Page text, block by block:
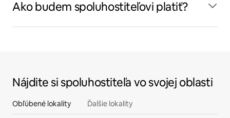
Ako budem spoluhostiteľovi platiť?
Nájdite si spoluhostiteľa vo svojej oblasti
Obľúbené lokality Ďalšie lokality